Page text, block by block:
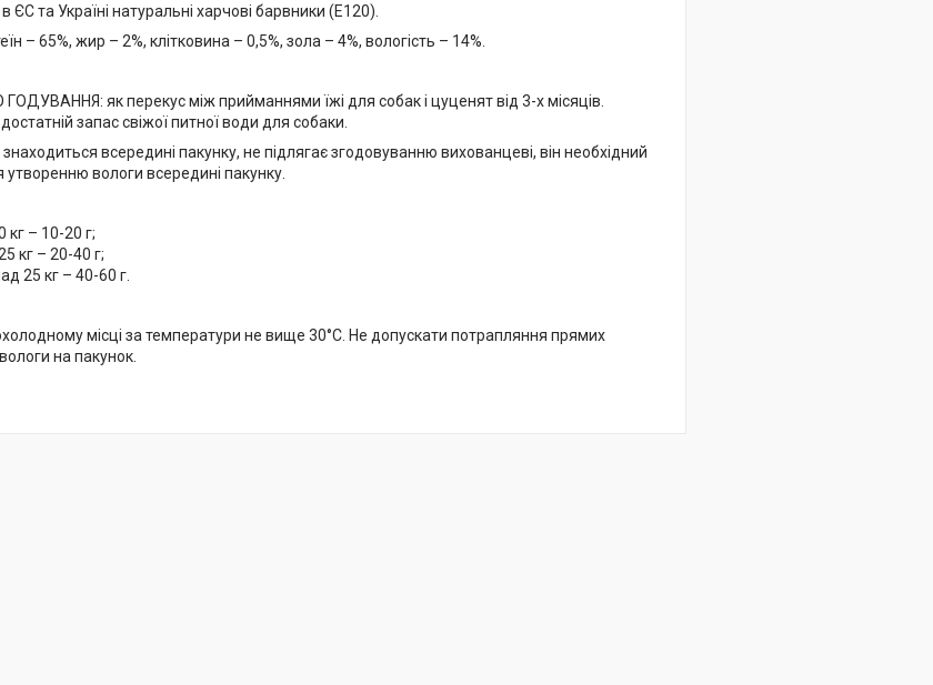
ЄС та Україні натуральні харчові барвники (Е120).
– 65%, жир – 2%, клітковина – 0,5%, зола – 4%, вологість – 14%.
як перекус між прийманнями їжі для собак і цуценят від 3-х місяців.
запас свіжої питної води для собаки.
всередині пакунку, не підлягає згодовуванню вихованцеві, він необхідний
утворенню вологи всередині пакунку.
кг – 10-20 г;
кг – 20-40 г;
25 кг – 40-60 г.
місці за температури не вище 30°C. Не допускати потрапляння прямих
на пакунок.